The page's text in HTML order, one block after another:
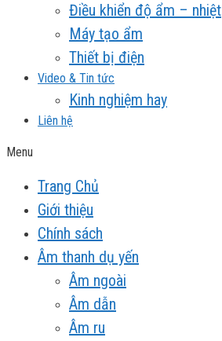
Điều khiển độ ẩm – nhiệt
Máy tạo ẩm
Thiết bị điện
Video & Tin tức
Kinh nghiệm hay
Liên hệ
Menu
Trang Chủ
Giới thiệu
Chính sách
Âm thanh dụ yến
Âm ngoài
Âm dẫn
Âm ru